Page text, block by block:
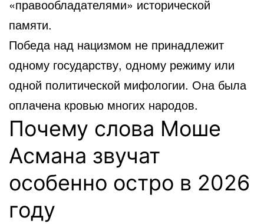
«правообладателями» исторической
памяти.
Победа над нацизмом не принадлежит
одному государству, одному режиму или
одной политической мифологии. Она была
оплачена кровью многих народов.
Почему слова Моше
Асмана звучат
особенно остро в 2026
году